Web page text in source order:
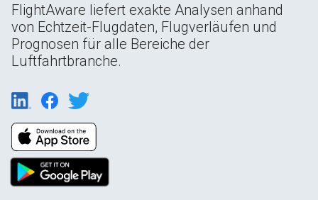
FlightAware liefert exakte Analysen anhand
von Echtzeit-Flugdaten, Flugverläufen und
Prognosen für alle Bereiche der
Luftfahrtbranche.